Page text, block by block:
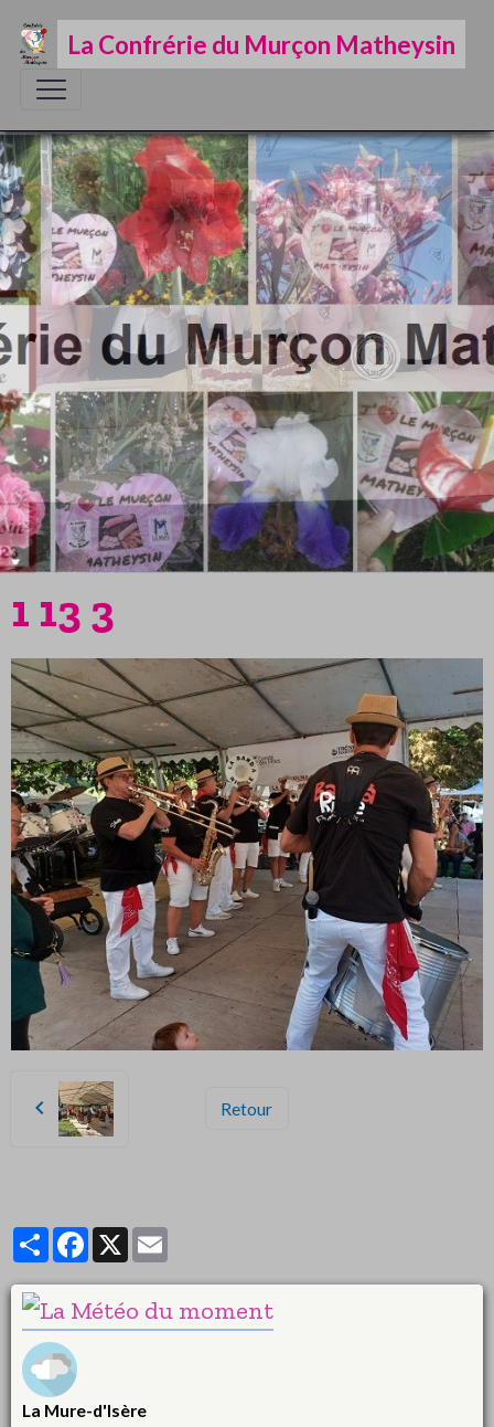
La Confrérie du Murçon Matheysin
1 13 3
Retour
PartagerFacebook
X
La Mure-d'Isère